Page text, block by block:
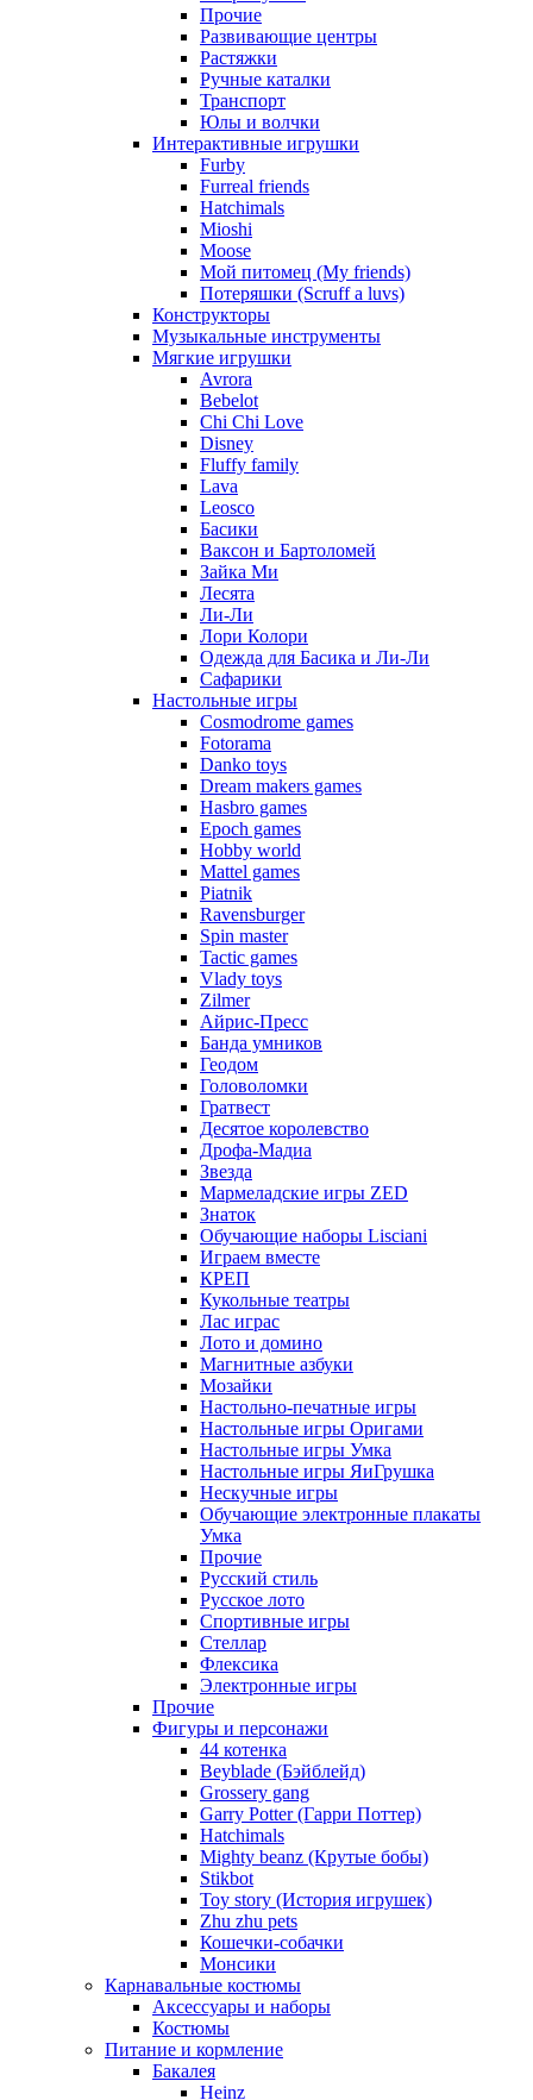
Прочие
Развивающие центры
Растяжки
Ручные каталки
Транспорт
Юлы и волчки
Интерактивные игрушки
Furby
Furreal friends
Hatchimals
Mioshi
Moose
Мой питомец (My friends)
Потеряшки (Scruff a luvs)
Конструкторы
Музыкальные инструменты
Мягкие игрушки
Avrora
Bebelot
Chi Chi Love
Disney
Fluffy family
Lava
Leosco
Басики
Ваксон и Бартоломей
Зайка Ми
Лесята
Ли-Ли
Лори Колори
Одежда для Басика и Ли-Ли
Сафарики
Настольные игры
Cosmodrome games
Fotorama
Danko toys
Dream makers games
Hasbro games
Epoch games
Hobby world
Mattel games
Piatnik
Ravensburger
Spin master
Tactic games
Vlady toys
Zilmer
Айрис-Пресс
Банда умников
Геодом
Головоломки
Гратвест
Десятое королевство
Дрофа-Мадиа
Звезда
Мармеладские игры ZED
Знаток
Обучающие наборы Lisciani
Играем вместе
КРЕП
Кукольные театры
Лас играс
Лото и домино
Магнитные азбуки
Мозайки
Настольно-печатные игры
Настольные игры Оригами
Настольные игры Умка
Настольные игры ЯиГрушка
Нескучные игры
Обучающие электронные плакаты
Умка
Прочие
Русский стиль
Русское лото
Спортивные игры
Стеллар
Флексика
Электронные игры
Прочие
Фигуры и персонажи
44 котенка
Beyblade (Бэйблейд)
Grossery gang
Garry Potter (Гарри Поттер)
Hatchimals
Mighty beanz (Крутые бобы)
Stikbot
Toy story (История игрушек)
Zhu zhu pets
Кошечки-собачки
Монсики
Карнавальные костюмы
Аксессуары и наборы
Костюмы
Питание и кормление
Бакалея
Heinz